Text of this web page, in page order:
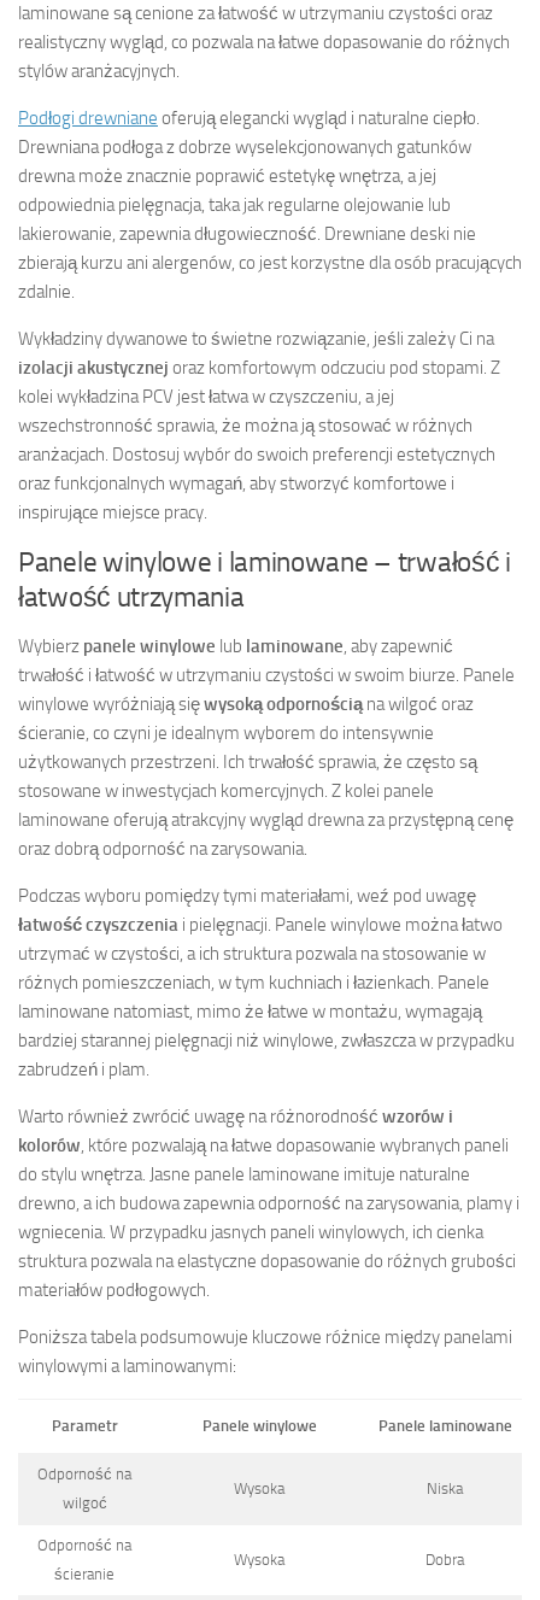
laminowane są cenione za łatwość w utrzymaniu czystości oraz
realistyczny wygląd, co pozwala na łatwe dopasowanie do różnych
stylów aranżacyjnych.
Podłogi drewniane oferują elegancki wygląd i naturalne ciepło.
Drewniana podłoga z dobrze wyselekcjonowanych gatunków
drewna może znacznie poprawić estetykę wnętrza, a jej
odpowiednia pielęgnacja, taka jak regularne olejowanie lub
lakierowanie, zapewnia długowieczność. Drewniane deski nie
zbierają kurzu ani alergenów, co jest korzystne dla osób pracujących
zdalnie.
Wykładziny dywanowe to świetne rozwiązanie, jeśli zależy Ci na
izolacji akustycznej oraz komfortowym odczuciu pod stopami. Z
kolei wykładzina PCV jest łatwa w czyszczeniu, a jej
wszechstronność sprawia, że można ją stosować w różnych
aranżacjach. Dostosuj wybór do swoich preferencji estetycznych
oraz funkcjonalnych wymagań, aby stworzyć komfortowe i
inspirujące miejsce pracy.
Panele winylowe i laminowane – trwałość i
łatwość utrzymania
Wybierz panele winylowe lub laminowane, aby zapewnić
trwałość i łatwość w utrzymaniu czystości w swoim biurze. Panele
winylowe wyróżniają sięwysoką odpornościąna wilgoć oraz
ścieranie, co czyni je idealnym wyborem do intensywnie
użytkowanych przestrzeni. Ich trwałość sprawia, że często są
stosowane w inwestycjach komercyjnych. Z kolei panele
laminowane oferują atrakcyjny wygląd drewna za przystępną cenę
oraz dobrą odporność na zarysowania.
Podczas wyboru pomiędzy tymi materiałami, weź pod uwagę
łatwość czyszczenia i pielęgnacji. Panele winylowe można łatwo
utrzymać w czystości, a ich struktura pozwala na stosowanie w
różnych pomieszczeniach, w tym kuchniach i łazienkach. Panele
laminowane natomiast, mimo że łatwe w montażu, wymagają
bardziej starannej pielęgnacji niż winylowe, zwłaszcza w przypadku
zabrudzeń i plam.
Warto również zwrócić uwagę na różnorodność wzorów i
kolorów, które pozwalają na łatwe dopasowanie wybranych paneli
do stylu wnętrza. Jasne panele laminowane imituje naturalne
drewno, a ich budowa zapewnia odporność na zarysowania, plamy i
wgniecenia. W przypadku jasnych paneli winylowych, ich cienka
struktura pozwala na elastyczne dopasowanie do różnych grubości
materiałów podłogowych.
Poniższa tabela podsumowuje kluczowe różnice między panelami
winylowymi a laminowanymi:
Parametr Panele winylowe Panele laminowane
Odporność na
wilgoć
Wysoka Niska
Odporność na
ścieranie
Wysoka Dobra